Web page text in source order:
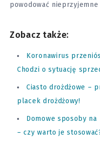
powodować
Zobacz także:
Koronawirus
Chodzi o sytuację
Ciasto drożdżowe –
placek drożdżowy!
Domowe sposoby
– czy warto je